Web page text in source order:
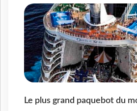
Le plus grand paquebot du